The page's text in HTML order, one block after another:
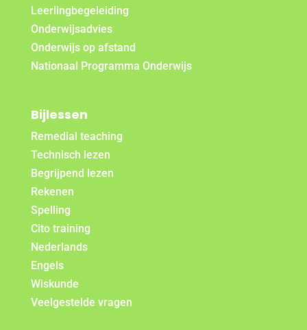
Leerlingbegeleiding
Onderwijsadvies
Onderwijs op afstand
Nationaal Programma Onderwijs
Bijlessen
Remedial teaching
Technisch lezen
Begrijpend lezen
Rekenen
Spelling
Cito training
Nederlands
Engels
Wiskunde
Veelgestelde vragen